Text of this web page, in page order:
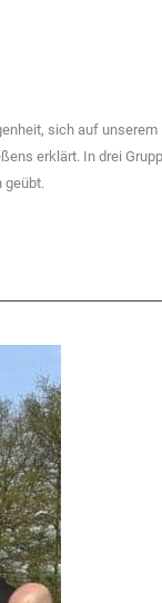
sich auf unserem
erklärt. In drei
geübt.